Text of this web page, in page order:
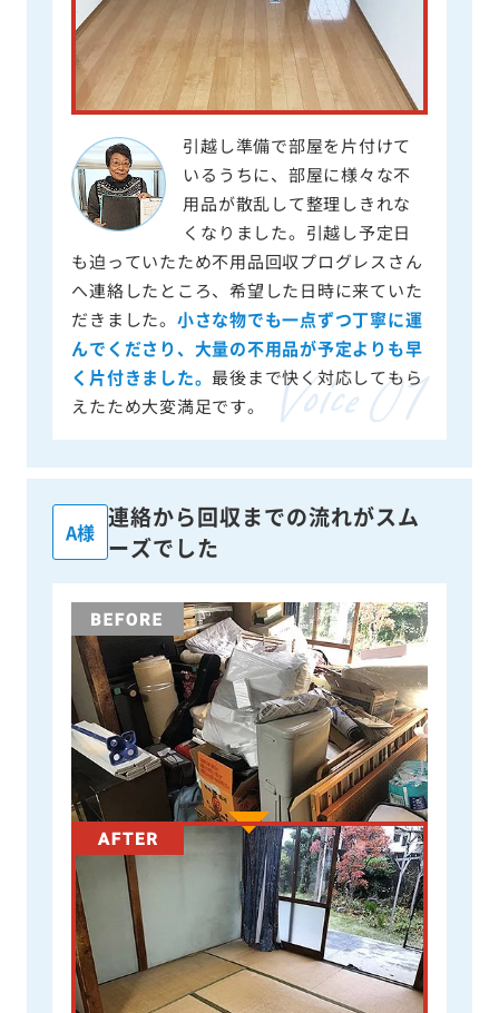
引越し準備で部屋を片付けて
いるうちに、部屋に様々な不
用品が散乱して整理しきれな
くなりました。引越し予定日
も迫っていたため不用品回収プログレスさん
へ連絡したところ、希望した日時に来ていた
だきました。 小さな物でも一点ずつ丁寧に運
んでくださり、大量の不用品が予定よりも早
く片付きました。 最後まで快く対応してもら
えたため大変満足です。
A様
連絡から回収までの流れがスム
ーズでした